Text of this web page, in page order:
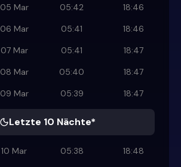
05 Mar 05:42
18:46
06 Mar 05:41
18:46
07 Mar 05:41
18:47
08 Mar 05:40
18:47
09 Mar 05:39 18:47
Letzte 10 Nächte*
10 Mar 05:38
18:48